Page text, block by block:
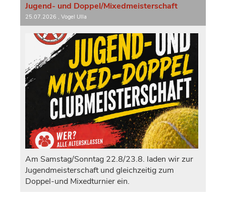
Jugend- und Doppel/Mixedmeisterschaft
25.07.2026 , Vogel Ulla
Am Samstag/Sonntag 22.8/23.8. laden wir zur
Jugendmeisterschaft und gleichzeitig zum
Doppel-und Mixedturnier ein.